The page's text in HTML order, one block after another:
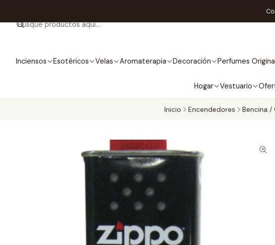
Inciensos Esotéricos Velas Aromaterapia Decoración Perfumes
Hogar Vestuario
Inicio Encendedores Bencina /